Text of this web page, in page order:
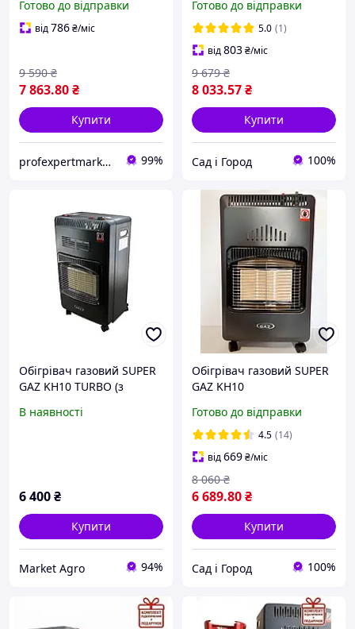
+ побутовий балон 27 л +
редуктор + шланг 2 м
Готово до відправки
від786₴/міс
7 863.80₴
9 590 ₴
Купити
profexpertmarket.com.ua 99%
Готово до відправки
5.0 (1)
від803₴/міс
8 033.57₴
9 679 ₴
Купити
Сад і Город 100%
Обігрівач газовий SUPER
GAZ KH10 TURBO (з
В наявності
6 400₴
Купити
Market Agro 94%
Обігрівач газовий SUPER
GAZ KH10
Готово до відправки
4.5 (14)
від669₴/міс
6 689.80₴
8 060 ₴
Купити
Сад і Город 100%